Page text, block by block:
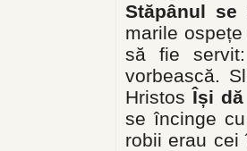
Stăpânul se
marile
să fie
vorbească.
Hristos Își
se încinge
robii erau cei